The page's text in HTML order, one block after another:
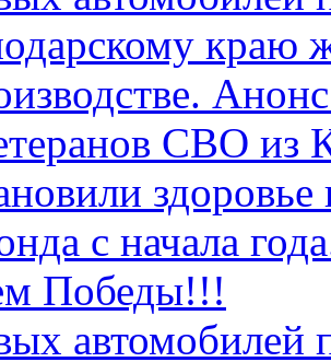
краю
СВО из
с начала
Победы!!!
автомобилей